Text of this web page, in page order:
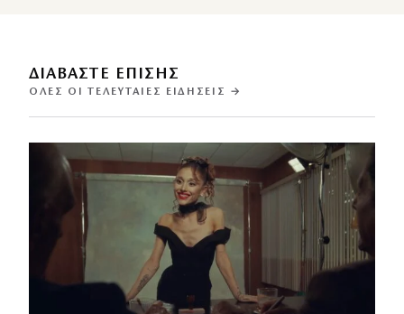
ΔΙΑΒΑΣΤΕ ΕΠΙΣΗΣ
ΌΛΕΣ ΟΙ ΤΕΛΕΥΤΑΊΕΣ ΕΙΔΉΣΕΙΣ →